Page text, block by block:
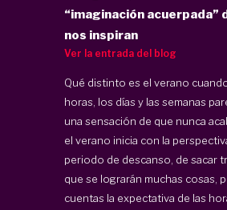
“imaginación acuerpada”
nos inspiran
Ver la entrada del blog
Qué distinto es el verano
horas, los días y las semanas
una sensación de que nunca
el verano inicia con la
periodo de descanso, de sacar
que se lograrán muchas cosas,
cuentas la expectativa de las